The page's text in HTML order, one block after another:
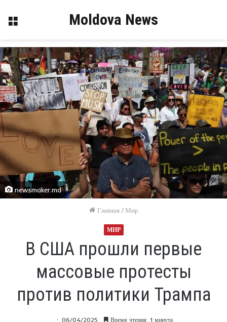
Меню Moldova News
newsmaker.md
Главная / Мир
МИР
В США прошли первые
массовые протесты
против политики Трампа
06/04/2025 Время чтения: 1 минута